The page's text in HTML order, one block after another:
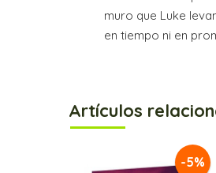
muro que Luke
en tiempo ni en
Artículos
-5%